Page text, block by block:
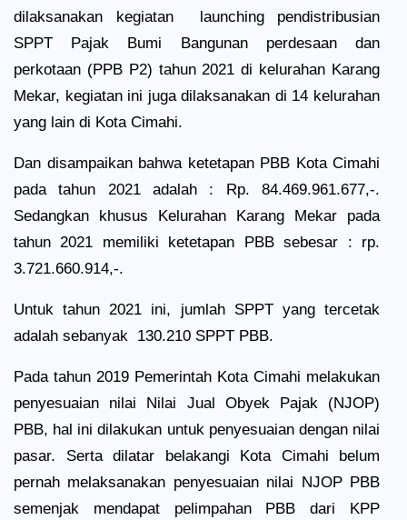
dilaksanakan kegiatan
launching pendistribusian
SPPT Pajak Bumi Bangunan perdesaan dan
perkotaan (PPB P2) tahun 2021 di kelurahan Karang
Mekar, kegiatan ini juga dilaksanakan di 14 kelurahan
yang lain di Kota Cimahi.
Dan disampaikan bahwa ketetapan PBB Kota Cimahi
pada tahun 2021 adalah : Rp. 84.469.961.677,-.
Sedangkan khusus Kelurahan Karang Mekar pada
tahun 2021 memiliki ketetapan PBB sebesar : rp.
3.721.660.914,-.
Untuk tahun 2021 ini, jumlah SPPT yang tercetak
adalah sebanyak 130.210 SPPT PBB.
Pada tahun 2019 Pemerintah Kota Cimahi melakukan
penyesuaian nilai Nilai Jual Obyek Pajak (NJOP)
PBB, hal ini dilakukan untuk penyesuaian dengan nilai
pasar. Serta dilatar belakangi Kota Cimahi belum
pernah melaksanakan penyesuaian nilai NJOP PBB
semenjak mendapat pelimpahan PBB dari KPP